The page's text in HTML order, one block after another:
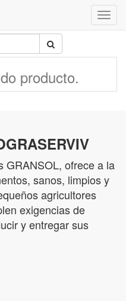
Menú
de
producto.
GRANSOL, ofrece a la
sanos, limpios y
agricultores
exigencias de
y entregar sus